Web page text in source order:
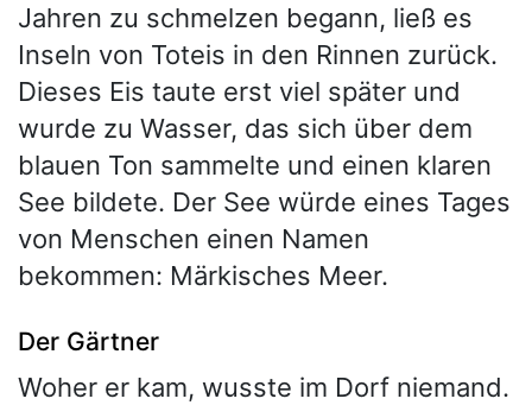
Jahren zu schmelzen begann, ließ es
Inseln von Toteis in den Rinnen zurück.
Dieses Eis taute erst viel später und
wurde zu Wasser, das sich über dem
blauen Ton sammelte und einen klaren
See bildete. Der See würde eines Tages
von Menschen einen Namen
bekommen: Märkisches Meer.
Der Gärtner
Woher er kam, wusste im Dorf niemand.